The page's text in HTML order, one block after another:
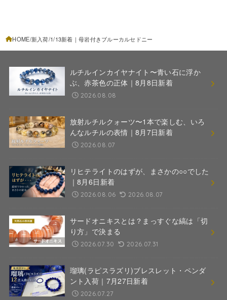
HOME 新入荷 1/13新着｜母岩付きブルーカルセドニー
ルチルインカイヤナイト〜青い石に浮か
ぶ、赤茶色の正体｜8月8日新着
2026.08.08
放射ルチルクォーツ〜1本で楽しむ、いろ
んなルチルの表情｜8月7日新着
2026.08.07
リヒテライトのはずが、まさかの○○でした
｜8月6日新着
2026.08.06 2026.08.07
サードオニキスとは？まっすぐな縞は「切
り方」で決まる
2026.07.30 2026.07.31
瑠璃(ラピスラズリ)ブレスレット・ペンダ
ント入荷｜7月27日新着
2026.07.27